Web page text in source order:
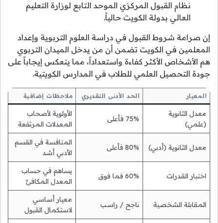
نظام القبول المركزي الموحد التابع لوزارة التعليم
العالي بدولة الكويت حالياً.
إن صرامة شروط القبول في دراسة العلوم التربوية وإعداد
المعلمين في الكويت تضمن أن من يدخل الميدان التربوي
هم الأشخاص الأكثر كفاءة واستعداداً، مما ينعكس إيجاباً على
جودة التحصيل العلمي للطلاب في المدارس الكويتية.
المعيار الحد الأدنى التقديري ملاحظات إضافية
معدل الثانوية
(علمي)
75% فأعلى
الأولوية لأصحاب
المعدلات المرتفعة
معدل الثانوية (أدبي) 80% فأعلى
المنافسة في القسم
الأدبي أشد
اختبار القدرات 60% فما فوق
يساهم في حساب
المعدل المكافئ
المقابلة الشخصية ناجح / راسب
معيار أساسي
لاستكمال القبول